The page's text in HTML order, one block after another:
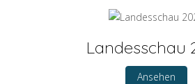
Landesschau
Ansehen